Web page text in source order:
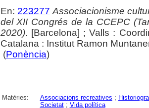
En: 223277 Associacionisme
del XII Congrés de la CCEPC
2020). [Barcelona] ; Valls :
Catalana : Institut Ramon
(Ponència)
Matèries: Associacions recreatives ;
Societat; Vida política